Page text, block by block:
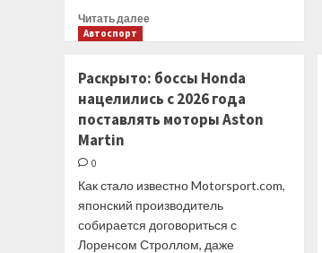
Читать далееПрочитать
1
мая.
Советский
победил
«Динамо»
и
Автоспорт
Раскрыто: боссы Honda
нацелились с 2026 года
поставлять моторы Aston
Martin
0
Как стало известно Motorsport.com,
японский производитель
собирается договориться с
Лоренсом Строллом, даже